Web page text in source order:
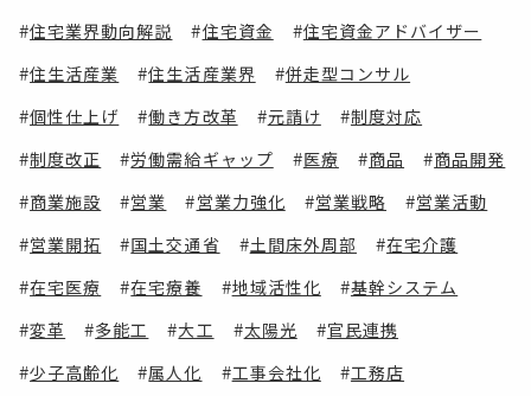
住宅業界動向解説 住宅資金 住宅資金アドバイザー
住生活産業 住生活産業界 併走型コンサル
個性仕上げ 働き方改革 元請け 制度対応
制度改正 労働需給ギャップ 医療 商品 商品開発
商業施設 営業 営業力強化 営業戦略 営業活動
営業開拓 国土交通省 土間床外周部 在宅介護
在宅医療 在宅療養 地域活性化 基幹システム
変革 多能工 大工 太陽光 官民連携
少子高齢化 属人化 工事会社化 工務店